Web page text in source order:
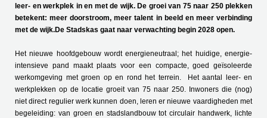
leer- en werkplek in en met de wijk. De groei van 75 naar 250 plekken
betekent: meer doorstroom, meer talent in beeld en meer verbinding
met de wijk.De Stadskas gaat naar verwachting begin 2028 open.
Het nieuwe hoofdgebouw wordt energieneutraal; het huidige, energie-
intensieve pand maakt plaats voor een compacte, goed geïsoleerde
werkomgeving met groen op en rond het terrein. Het aantal leer- en
werkplekken op de locatie groeit van 75 naar 250. Inwoners die (nog)
niet direct regulier werk kunnen doen, leren er nieuwe vaardigheden met
begeleiding: van groen en stadslandbouw tot circulair handwerk, lichte